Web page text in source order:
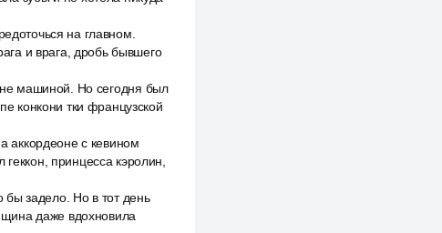
на главном.
и врага, дробь бывшего
машиной. Но сегодня был
конкони тки французской
аккордеоне с кевином
принцесса кэролин,
бы задело. Но в тот день
даже вдохновила